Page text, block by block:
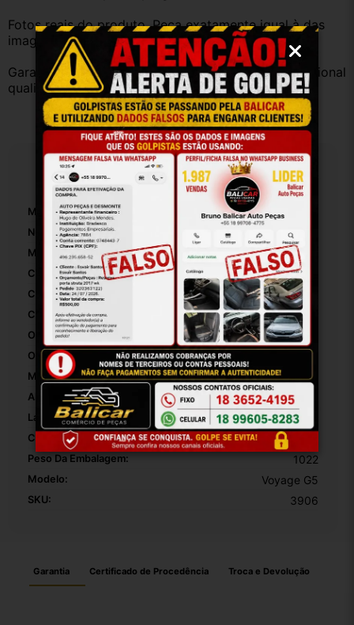
Fotos reais do produto. Peça exatamente igual à das
imagens.
Garantia válida somente com instalação por profissional
qualificado.
Especificações
Marca: Volkswagem
Número De Peça: 5U5867287
Material: Plastico
Com Porta-Luvas Central: False
Com Iluminação: False
Con Porta-Copos: False
Origem: Brasil
OEM: 3906
MPN: 3906
Altura Da Embalagem:
Largura Da Embalagem:
Comprimento Da Embalagem:
Peso Da Embalagem: 1022
Modelo: Voyage G5
SKU: 3906
Garantia Certificado de Procedência Troca e Devolução